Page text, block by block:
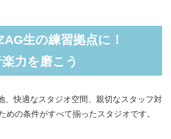
生の練習拠点に！
力を磨こう
、快適なスタジオ空間、親切なスタッフ対
めの条件がすべて揃ったスタジオです。